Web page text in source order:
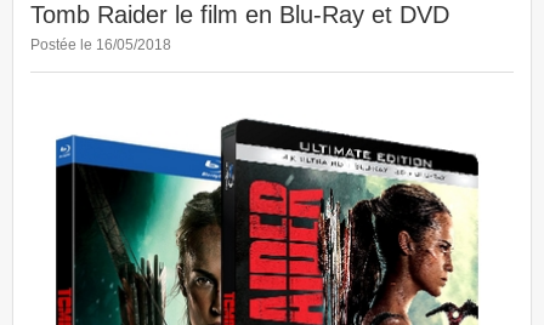
Tomb Raider le film en Blu-Ray et DVD
Postée le 16/05/2018